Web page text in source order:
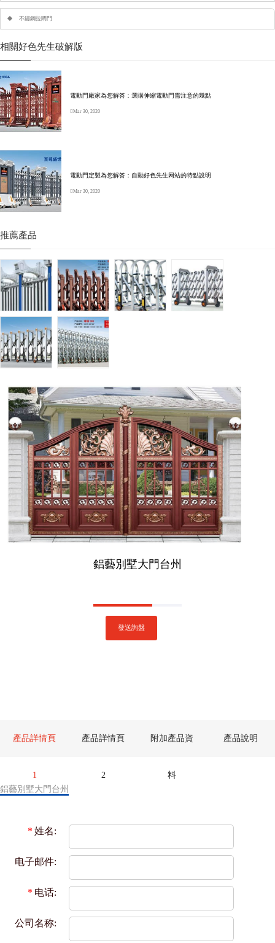
鋁藝別墅大門台州
發送詢盤
產品詳情頁
1
產品詳情頁
2
附加產品資
料
產品說明
鋁藝別墅大門台州
* 姓名:
电子邮件:
* 电话:
公司名称:
不鏽鋼拉閘門
相關好色先生破解版
電動門廠家為您解答：選購伸縮電動門需注意的幾點
Mar 30, 2020
電動門定製為您解答：自動好色先生网站的特點說明
Mar 30, 2020
推薦產品